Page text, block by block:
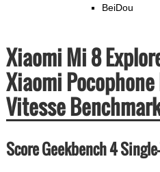
BeiDou
Xiaomi Mi 8
Xiaomi Pocophone
Vitesse
Score Geekbench 4